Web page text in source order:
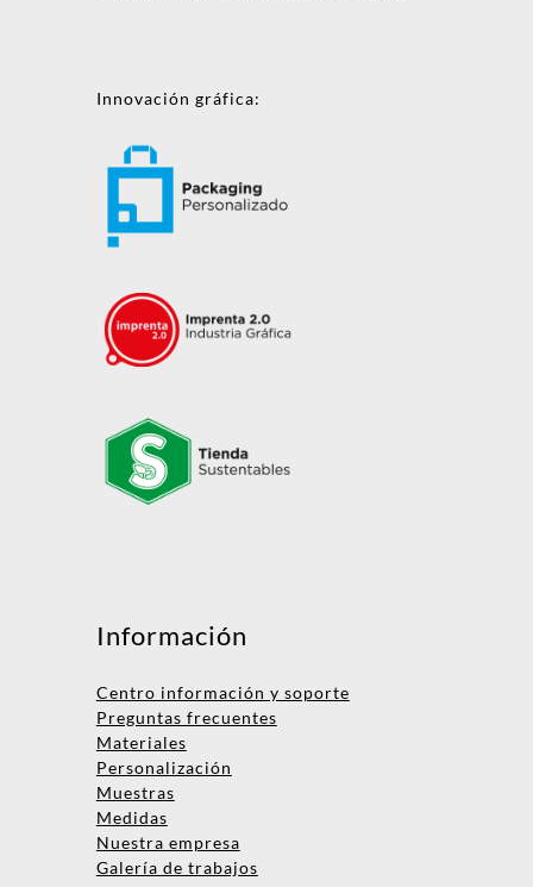
Innovación gráfica:
Información
Centro información y soporte
Preguntas frecuentes
Materiales
Personalización
Muestras
Medidas
Nuestra empresa
Galería de trabajos
Nombre